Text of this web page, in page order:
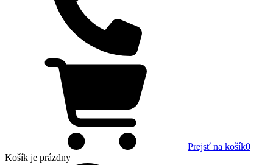
Prejsť na košík0
Košík je prázdny